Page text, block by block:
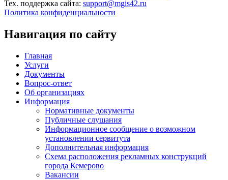
Тех. поддержка сайта: support@mgis42.ru
Политика конфиденциальности
Навигация по сайту
Главная
Услуги
Документы
Вопрос-ответ
Об организациях
Информация
Нормативные документы
Публичные слушания
Информационное сообщение о возможном
установлении сервитута
Дополнительная информация
Схема расположения рекламных конструкций
города Кемерово
Вакансии